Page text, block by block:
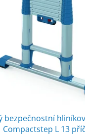
bezpečnostní
Compactstep L 13